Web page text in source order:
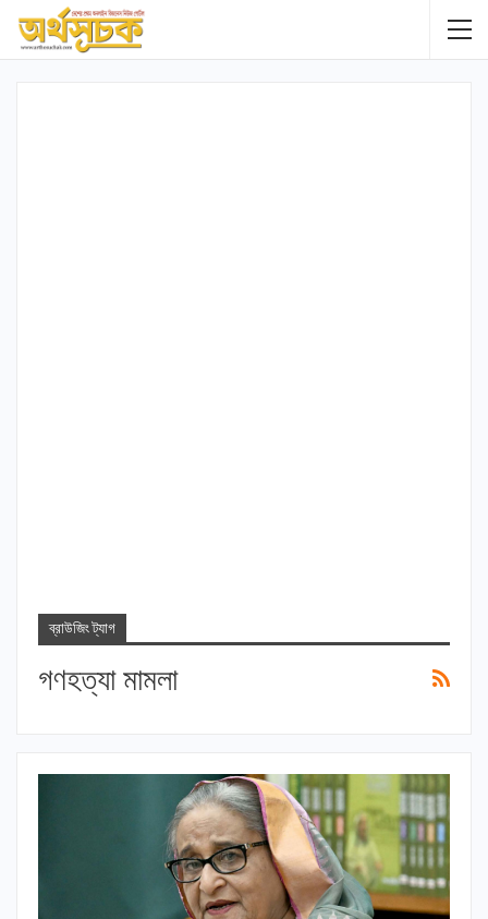
ব্রাউজিং ট্যাগ
গণহত্যা মামলা